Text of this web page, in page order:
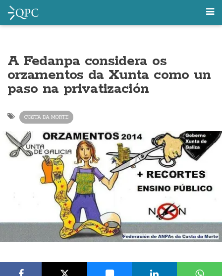
A Fedanpa considera os
orzamentos da Xunta como un
paso na privatización
COSTA DA MORTE